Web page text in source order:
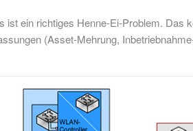
ein richtiges Henne-Ei-Problem. Das
(Asset-Mehrung,